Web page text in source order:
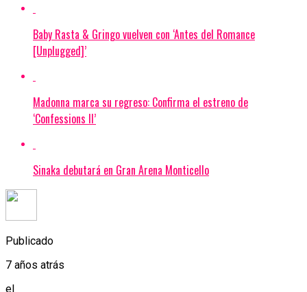
Baby Rasta & Gringo vuelven con ‘Antes del Romance
[Unplugged]’
Madonna marca su regreso: Confirma el estreno de
‘Confessions II’
Sinaka debutará en Gran Arena Monticello
Publicado
7 años atrás
el